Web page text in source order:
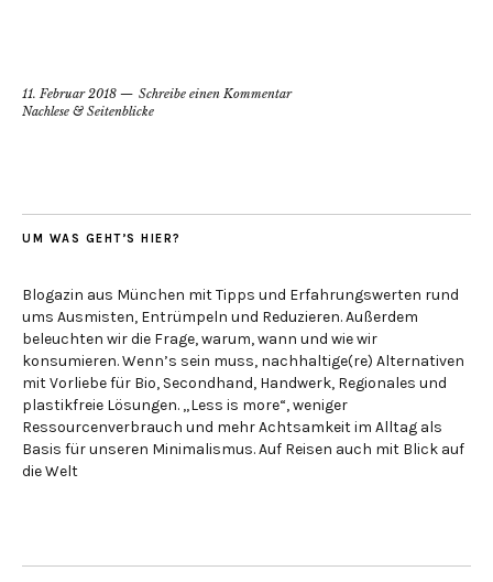
11. Februar 2018
Schreibe einen Kommentar
Nachlese & Seitenblicke
UM WAS GEHT’S HIER?
Blogazin aus München mit Tipps und Erfahrungswerten rund
ums Ausmisten, Entrümpeln und Reduzieren. Außerdem
beleuchten wir die Frage, warum, wann und wie wir
konsumieren. Wenn’s sein muss, nachhaltige(re) Alternativen
mit Vorliebe für Bio, Secondhand, Handwerk, Regionales und
plastikfreie Lösungen. „Less is more“, weniger
Ressourcenverbrauch und mehr Achtsamkeit im Alltag als
Basis für unseren Minimalismus. Auf Reisen auch mit Blick auf
die Welt